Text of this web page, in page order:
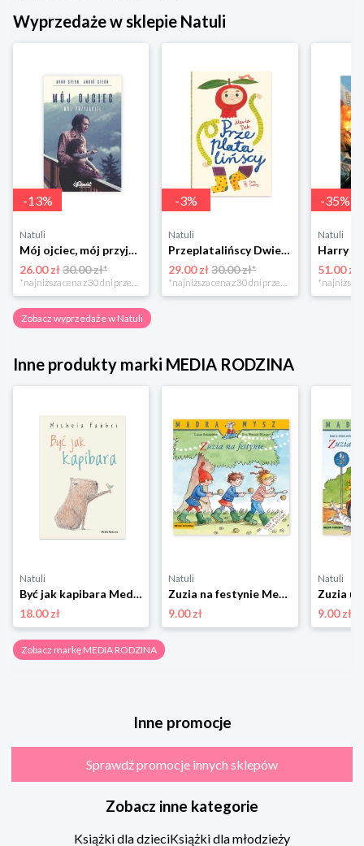
Wyprzedaże w sklepie Natuli
-13%
Natuli
Mój ojciec, mój przyjaciel Element
26.00 zł30.00 zł*
*najniższa cena z 30 dni przed obniżką
-3%
Natuli
Przeplatalińscy Dwie siostry
29.00 zł 30.00 zł*
*najniższa cena z 30 dni przed obniżką
-35%
Natuli
51.00 zł
Zobacz wyprzedaże w Natuli
Inne produkty marki MEDIA RODZINA
Natuli
Być jak kapibara Media rodzina
18.00 zł
Natuli
Zuzia na festynie Media rodzina
9.00 zł
Natuli
9.00 zł
Zobacz markę MEDIA RODZINA
Inne promocje
Sprawdź promocje innych sklepów
Zobacz inne kategorie
Książki dla dzieciKsiążki dla młodzieży